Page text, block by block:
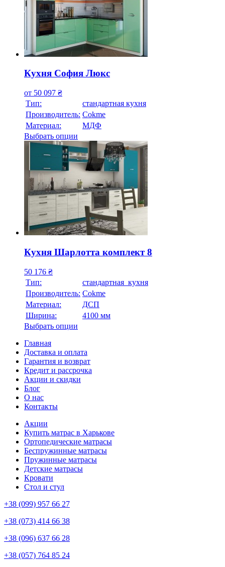
Кухня София Люкс
от 50 097 ₴
Тип:
стандартная кухня
Производитель: Cokme
Материал:
МДФ
Выбрать опции
Кухня Шарлотта комплект 8
50 176 ₴
Тип:
стандартная кухня
Производитель: Cokme
Материал:
ДСП
Ширина:
4100 мм
Выбрать опции
Главная
Доставка и оплата
Гарантия и возврат
Кредит и рассрочка
Акции и скидки
Блог
О нас
Контакты
Акции
Купить матрас в Харькове
Ортопедические матрасы
Беспружинные матрасы
Пружинные матрасы
Детские матрасы
Кровати
Стол и стул
+38 (099) 957 66 27
+38 (073) 414 66 38
+38 (096) 637 66 28
+38 (057) 764 85 24